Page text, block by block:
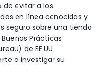
de evitar a los
en línea conocidas y
seguro sobre una tienda
Prácticas
de EE.UU.
a investigar su